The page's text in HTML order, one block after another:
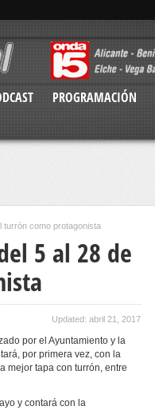
PROGRAMACIÓN
turrón como protagonista
5 al 28 de
Updated: abril 21, 2017
por el Ayuntamiento y la
por primera vez, con la
mejor tapa con turrón, entre
y contará con la